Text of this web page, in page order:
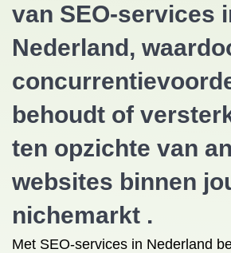
van SEO-services
Nederland,
behoudt of
ten opzichte van
websites binnen
nichemarkt .
Met SEO-services in Nederland